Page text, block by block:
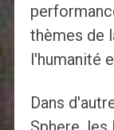
thèmes de
l'humanité
Dans